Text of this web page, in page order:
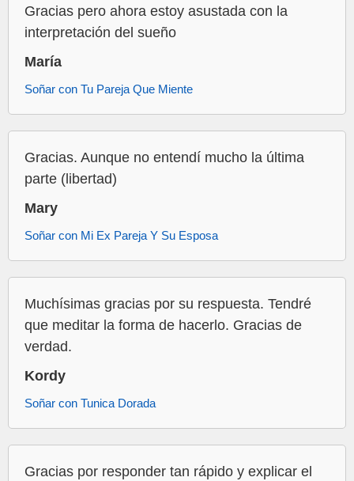
Gracias pero ahora estoy asustada con la
interpretación del sueño
María
Soñar con Tu Pareja Que Miente
Gracias. Aunque no entendí mucho la última
parte (libertad)
Mary
Soñar con Mi Ex Pareja Y Su Esposa
Muchísimas gracias por su respuesta. Tendré
que meditar la forma de hacerlo. Gracias de
verdad.
Kordy
Soñar con Tunica Dorada
Gracias por responder tan rápido y explicar el